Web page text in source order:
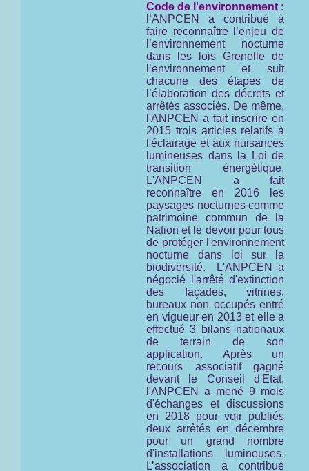
Code de l'environnement :
l’ANPCEN a contribué à
faire reconnaître l’enjeu de
l’environnement nocturne
dans les lois Grenelle de
l’environnement et suit
chacune des étapes de
l’élaboration des décrets et
arrêtés associés. De même,
l'ANPCEN a fait inscrire en
2015 trois articles relatifs à
l'éclairage et aux nuisances
lumineuses dans la Loi de
transition énergétique.
L'ANPCEN a fait
reconnaître en 2016 les
paysages nocturnes comme
patrimoine commun de la
Nation et le devoir pour tous
de protéger l'environnement
nocturne dans loi sur la
biodiversité.
L'ANPCEN a
négocié l'arrêté d'extinction
des façades, vitrines,
bureaux non occupés entré
en vigueur en 2013 et elle a
effectué 3 bilans nationaux
de terrain de son
application. Après un
recours associatif gagné
devant le Conseil d'Etat,
l'ANPCEN a mené 9 mois
d'échanges et discussions
en 2018 pour voir publiés
deux arrêtés en décembre
pour un grand nombre
d'installations lumineuses.
L’association a contribué